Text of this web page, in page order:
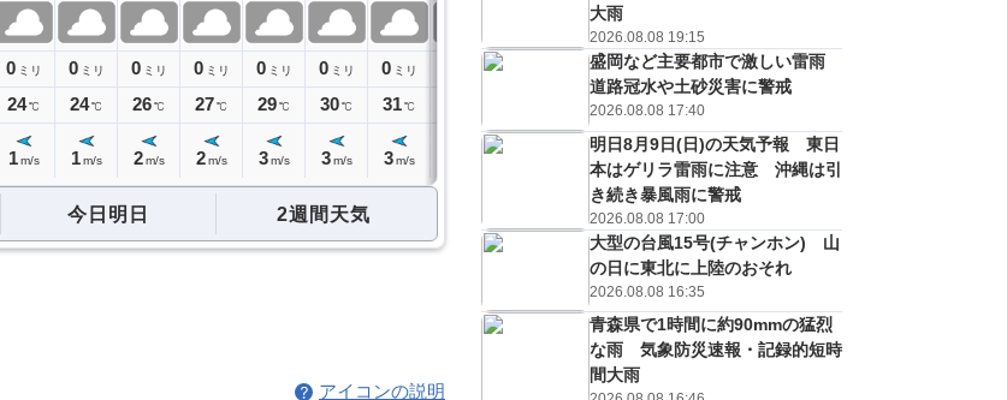
0 ミリ
24℃
1 m/s
0 ミリ
24℃
1 m/s
0 ミリ
26℃
2 m/s
0 ミリ
27℃
2 m/s
0 ミリ
29℃
3 m/s
0 ミリ
30℃
3 m/s
0 ミリ
31℃
3 m/s
ミリ
℃
m/s
0 ミリ
30 ℃
2m/s
0ミリ
28
2 m/s
0ミリ
2 m/s
0
1m/s
今日明日 2週間天気
アイコンの説明
大雨
2026.08.08 19:15
盛岡など主要都市で激しい雷雨
道路冠水や土砂災害に警戒
2026.08.08 17:40
明日8月9日(日)の天気予報 東日
本はゲリラ雷雨に注意 沖縄は引
き続き暴風雨に警戒
2026.08.08 17:00
大型の台風15号(チャンホン) 山
の日に東北に上陸のおそれ
2026.08.08 16:35
青森県で1時間に約90mmの猛烈
な雨 気象防災速報・記録的短時
間大雨